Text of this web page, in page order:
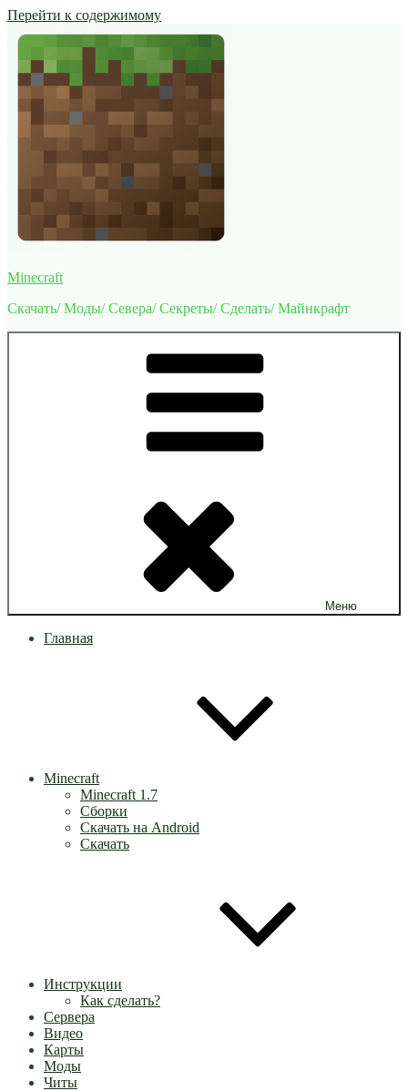
Перейти к содержимому
Minecraft
Скачать/ Моды/ Севера/ Секреты/ Сделать/ Майнкрафт
Меню
Главная
Minecraft
Minecraft 1.7
Сборки
Скачать на Android
Скачать
Инструкции
Как сделать?
Сервера
Видео
Карты
Моды
Читы